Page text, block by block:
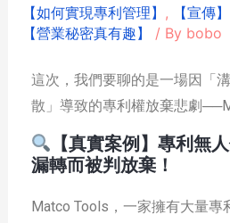
【如何實現專利管理】 , 【宣傳】
【營業秘密真有趣】
/ By bobo
這次，我們要聊的是一場因「
散」導致的專利權放棄悲劇
【真實案例】專利無
漏轉而被判放棄！
Matco Tools，一家擁有大量專